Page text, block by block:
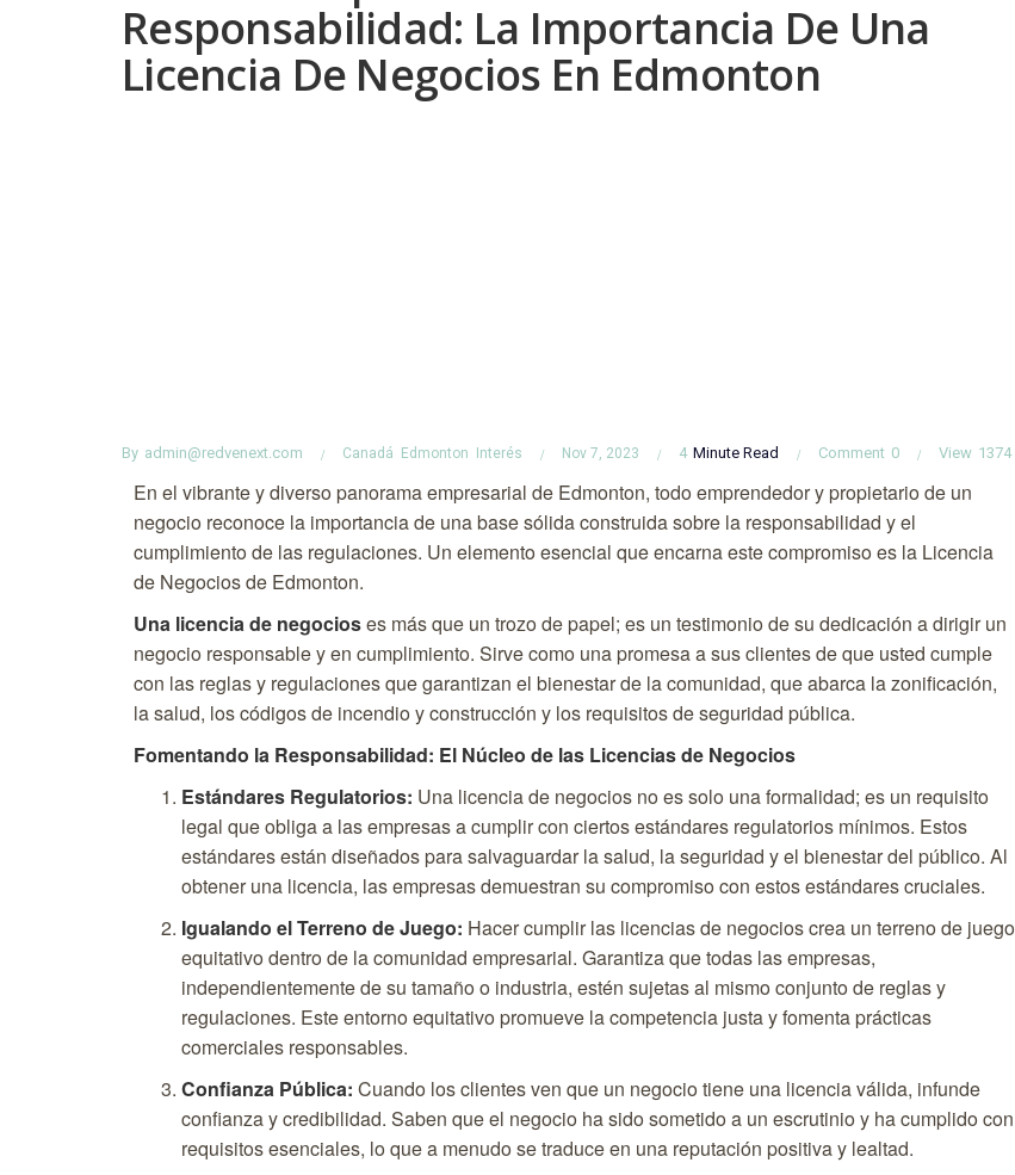
Responsabilidad: La Importancia De Una
Licencia De Negocios En Edmonton
By admin@redvenext.com Canadá Edmonton Interés Nov 7, 2023 4 Minute Read 0
Comment 1374
View
En el vibrante y diverso panorama empresarial de Edmonton, todo emprendedor y propietario de un
negocio reconoce la importancia de una base sólida construida sobre la responsabilidad y el
cumplimiento de las regulaciones. Un elemento esencial que encarna este compromiso es la Licencia
de Negocios de Edmonton.
Una licencia de negocioses más que un trozo de papel; es un testimonio de su dedicación a dirigir un
negocio responsable y en cumplimiento. Sirve como una promesa a sus clientes de que usted cumple
con las reglas y regulaciones que garantizan el bienestar de la comunidad, que abarca la zonificación,
la salud, los códigos de incendio y construcción y los requisitos de seguridad pública.
Fomentando la Responsabilidad: El Núcleo de las Licencias de Negocios
Estándares Regulatorios: Una licencia de negocios no es solo una formalidad; es un requisito
legal que obliga a las empresas a cumplir con ciertos estándares regulatorios mínimos. Estos
estándares están diseñados para salvaguardar la salud, la seguridad y el bienestar del público. Al
obtener una licencia, las empresas demuestran su compromiso con estos estándares cruciales.
Igualando el Terreno de Juego: Hacer cumplir las licencias de negocios crea un terreno de juego
equitativo dentro de la comunidad empresarial. Garantiza que todas las empresas,
independientemente de su tamaño o industria, estén sujetas al mismo conjunto de reglas y
regulaciones. Este entorno equitativo promueve la competencia justa y fomenta prácticas
comerciales responsables.
Confianza Pública: Cuando los clientes ven que un negocio tiene una licencia válida, infunde
confianza y credibilidad. Saben que el negocio ha sido sometido a un escrutinio y ha cumplido con
requisitos esenciales, lo que a menudo se traduce en una reputación positiva y lealtad.